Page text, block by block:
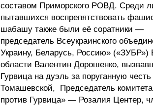
составом Приморского РОВД. Среди
пытавшихся воспрепятствовать
шабашу также были её соратники —
председатель Всеукраинского
Украину, Беларусь, Россию» («ЗУБР»)
области Валентин Дорошенко,
Гурвица на дуэль за поруганную
Томашевской, Председатель
против Гурвица» — Розалия Центер,